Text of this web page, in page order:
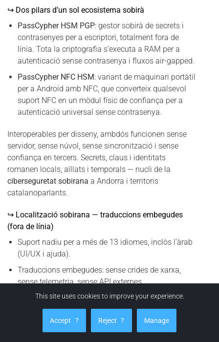
↪ Dos pilars d’un sol ecosistema sobirà
PassCypher HSM PGP: gestor sobirà de secrets i
contrasenyes per a escriptori, totalment fora de
línia. Tota la criptografia s’executa a RAM per a
autenticació sense contrasenya i fluxos air-gapped.
PassCypher NFC HSM: variant de maquinari portàtil
per a Android amb NFC, que converteix qualsevol
suport NFC en un mòdul físic de confiança per a
autenticació universal sense contrasenya.
Interoperables per disseny, ambdós funcionen sense
servidor, sense núvol, sense sincronització i sense
confiança en tercers. Secrets, claus i identitats
romanen locals, aïllats i temporals — nucli de la
ciberseguretat sobirana a Andorra i territoris
catalanoparlants.
↪ Localització sobirana — traduccions embegudes
(fora de línia)
Suport nadiu per a més de 13 idiomes, inclòs l’àrab
(UI/UX i ajuda).
Traduccions embegudes: sense crides de xarxa,
sense telemetria, sense API externes.
Compatibilitat RTL completa per a l’àrab, amb
tipografia coherent i maquetació segura fora de
This site uses cookies to improve your experience.
Accept ? Reject ? Manage